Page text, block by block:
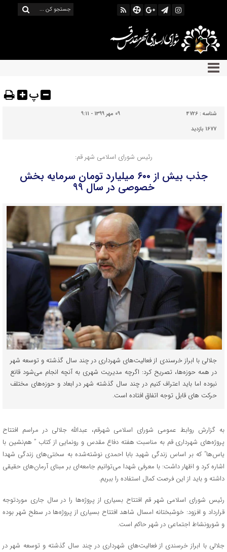
پ
شناسه : 4726
09 مهر 1399 - 9:11
1677 بازدید
رئیس شورای اسلامی شهر قم:
جذب بیش از ۶۰۰ میلیارد تومان سرمایه بخش
خصوصی در سال ۹۹
جلالی با ابراز خرسندی از فعالیت‌های شهرداری در چند سال گذشته و توسعه شهر
در همه حوزه‌ها، تصریح کرد: اگرچه مدیریت شهری به آنچه انجام می‌شود قانع
نبوده اما باید اعتراف کنیم در چند سال گذشته شهر در ابعاد و حوزه‌های مختلف
حرکت های قابل توجه اتفاق افتاده است.
به گزارش روابط عمومی شورای اسلامی شهرقم، عبدالله جلالی در مراسم افتتاح
پروژه‌های شهرداری قم به مناسبت هفته دفاع مقدس و رونمایی از کتاب ” هم‌نشین با
یاس‌ها” که بر اساس زندگی شهید بابا احمدی نوشته‌شده به سختی‌های زندگی شهدا
اشاره کرد و اظهار داشت: با معرفی شهدا می‌توانیم جامعه‌ای بر مبنای آرمان‌های حقیقی
داشته و باید از این فرصت کمال استفاده را ببریم.
رئیس شورای اسلامی شهر قم افتتاح بسیاری از پروژه‌ها را در سال جاری موردتوجه
قرارداد و افزود: خوشبختانه امسال شاهد افتتاح بسیاری از پروژه‌ها در سطح شهر بوده
و شورونشاط اجتماعی در شهر حاکم است.
جلالی با ابراز خرسندی از فعالیت‌های شهرداری در چند سال گذشته و توسعه شهر در